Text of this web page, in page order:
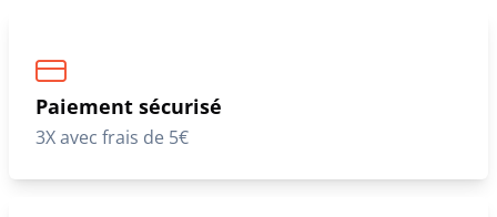
Paiement sécurisé
3X avec frais de 5€